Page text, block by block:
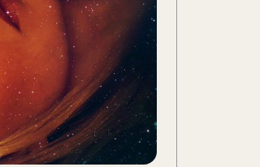
تحلیل فیلم
شیوانا
داستان